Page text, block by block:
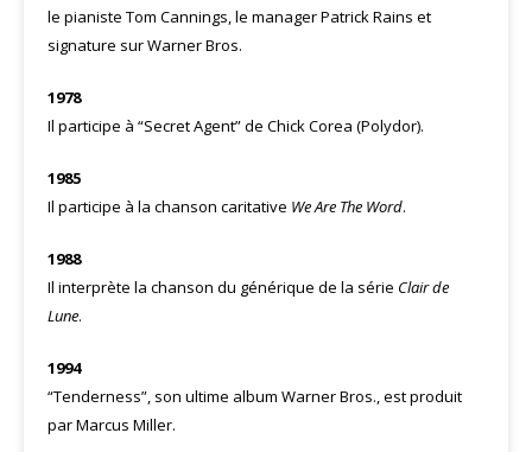
le pianiste Tom Cannings, le manager Patrick Rains et
signature sur Warner Bros.
1978
Il participe à “Secret Agent” de Chick Corea (Polydor).
1985
Il participe à la chanson caritative We Are The Word.
1988
Il interprète la chanson du générique de la série Clair de
Lune.
1994
“Tenderness”, son ultime album Warner Bros., est produit
par Marcus Miller.